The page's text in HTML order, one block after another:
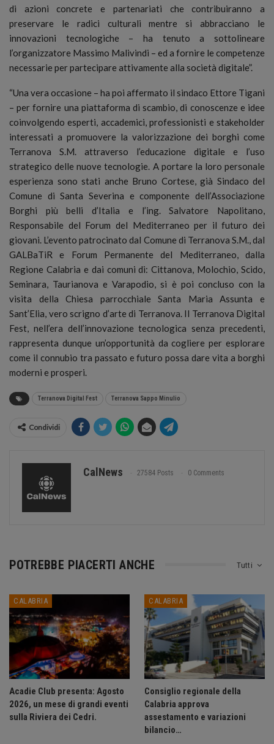
di azioni concrete e partenariati che contribuiranno a
preservare le radici culturali mentre si abbracciano le
innovazioni tecnologiche – ha tenuto a sottolineare
l’organizzatore Massimo Malivindi – ed a fornire le competenze
necessarie per partecipare attivamente alla società digitale”.
“Una vera occasione – ha poi affermato il sindaco Ettore Tigani
– per fornire una piattaforma di scambio, di conoscenze e idee
coinvolgendo esperti, accademici, professionisti e stakeholder
interessati a promuovere la valorizzazione dei borghi come
Terranova S.M. attraverso l’educazione digitale e l’uso
strategico delle nuove tecnologie. A portare la loro personale
esperienza sono stati anche Bruno Cortese, già Sindaco del
Comune di Santa Severina e componente dell’Associazione
Borghi più belli d’Italia e l’ing. Salvatore Napolitano,
Responsabile del Forum del Mediterraneo per il futuro dei
giovani. L’evento patrocinato dal Comune di Terranova S.M., dal
GALBaTiR e Forum Permanente del Mediterraneo, dalla
Regione Calabria e dai comuni di: Cittanova, Molochio, Scido,
Seminara, Taurianova e Varapodio, si è poi concluso con la
visita della Chiesa parrocchiale Santa Maria Assunta e
Sant’Elia, vero scrigno d’arte di Terranova. Il Terranova Digital
Fest, nell’era dell’innovazione tecnologica senza precedenti,
rappresenta dunque un’opportunità da cogliere per esplorare
come il connubio tra passato e futuro possa dare vita a borghi
moderni e prosperi.
Terranova Digital Fest Terranova Sappo Minulio
Condividi
CalNews 27584 Posts 0 Comments
Tutti
POTREBBE PIACERTI ANCHE
CALABRIA
Acadie Club presenta: Agosto
2026, un mese di grandi eventi
sulla Riviera dei Cedri.
CALABRIA
Consiglio regionale della
Calabria approva
assestamento e variazioni
bilancio…